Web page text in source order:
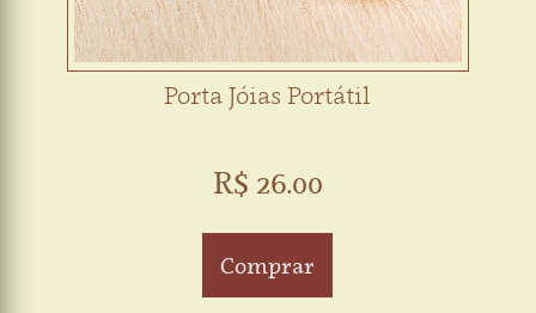
Porta Jóias Portátil
R$ 26.00
Comprar